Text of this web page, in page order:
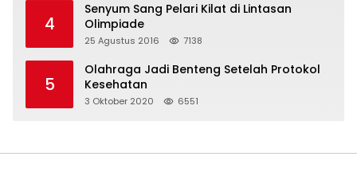
4
Senyum Sang Pelari Kilat di Lintasan
Olimpiade
25 Agustus 2016 7138
5
Olahraga Jadi Benteng Setelah Protokol
Kesehatan
3 Oktober 2020 6551